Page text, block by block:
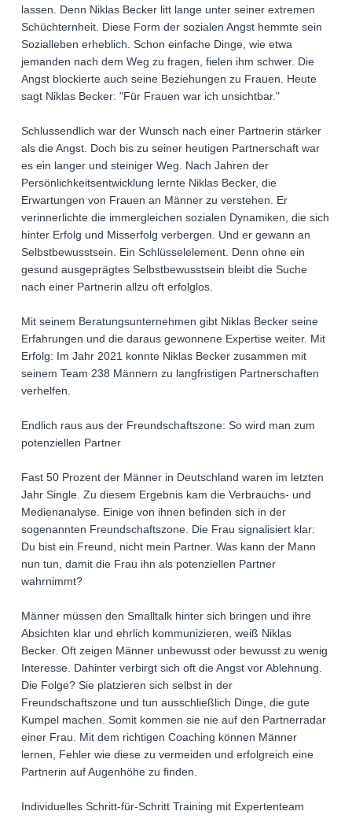
lassen. Denn Niklas Becker litt lange unter seiner extremen
Schüchternheit. Diese Form der sozialen Angst hemmte sein
Sozialleben erheblich. Schon einfache Dinge, wie etwa
jemanden nach dem Weg zu fragen, fielen ihm schwer. Die
Angst blockierte auch seine Beziehungen zu Frauen. Heute
sagt Niklas Becker: "Für Frauen war ich unsichtbar."
Schlussendlich war der Wunsch nach einer Partnerin stärker
als die Angst. Doch bis zu seiner heutigen Partnerschaft war
es ein langer und steiniger Weg. Nach Jahren der
Persönlichkeitsentwicklung lernte Niklas Becker, die
Erwartungen von Frauen an Männer zu verstehen. Er
verinnerlichte die immergleichen sozialen Dynamiken, die sich
hinter Erfolg und Misserfolg verbergen. Und er gewann an
Selbstbewusstsein. Ein Schlüsselelement. Denn ohne ein
gesund ausgeprägtes Selbstbewusstsein bleibt die Suche
nach einer Partnerin allzu oft erfolglos.
Mit seinem Beratungsunternehmen gibt Niklas Becker seine
Erfahrungen und die daraus gewonnene Expertise weiter. Mit
Erfolg: Im Jahr 2021 konnte Niklas Becker zusammen mit
seinem Team 238 Männern zu langfristigen Partnerschaften
verhelfen.
Endlich raus aus der Freundschaftszone: So wird man zum
potenziellen Partner
Fast 50 Prozent der Männer in Deutschland waren im letzten
Jahr Single. Zu diesem Ergebnis kam die Verbrauchs- und
Medienanalyse. Einige von ihnen befinden sich in der
sogenannten Freundschaftszone. Die Frau signalisiert klar:
Du bist ein Freund, nicht mein Partner. Was kann der Mann
nun tun, damit die Frau ihn als potenziellen Partner
wahrnimmt?
Männer müssen den Smalltalk hinter sich bringen und ihre
Absichten klar und ehrlich kommunizieren, weiß Niklas
Becker. Oft zeigen Männer unbewusst oder bewusst zu wenig
Interesse. Dahinter verbirgt sich oft die Angst vor Ablehnung.
Die Folge? Sie platzieren sich selbst in der
Freundschaftszone und tun ausschließlich Dinge, die gute
Kumpel machen. Somit kommen sie nie auf den Partnerradar
einer Frau. Mit dem richtigen Coaching können Männer
lernen, Fehler wie diese zu vermeiden und erfolgreich eine
Partnerin auf Augenhöhe zu finden.
Individuelles Schritt-für-Schritt Training mit Expertenteam